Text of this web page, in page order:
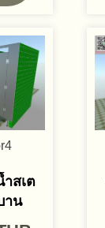
สเต
าน